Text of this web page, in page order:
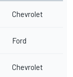
Chevrolet
Ford
Chevrolet